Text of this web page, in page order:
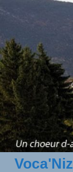
Voca'Niz
Recherche